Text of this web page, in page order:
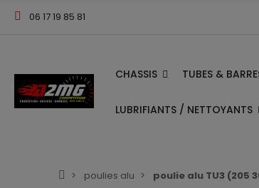
06 17 19 85 81
CHASSIS TUBES &
LUBRIFIANTS / NETTOYANTS
poulies alu poulie alu TU3 (205